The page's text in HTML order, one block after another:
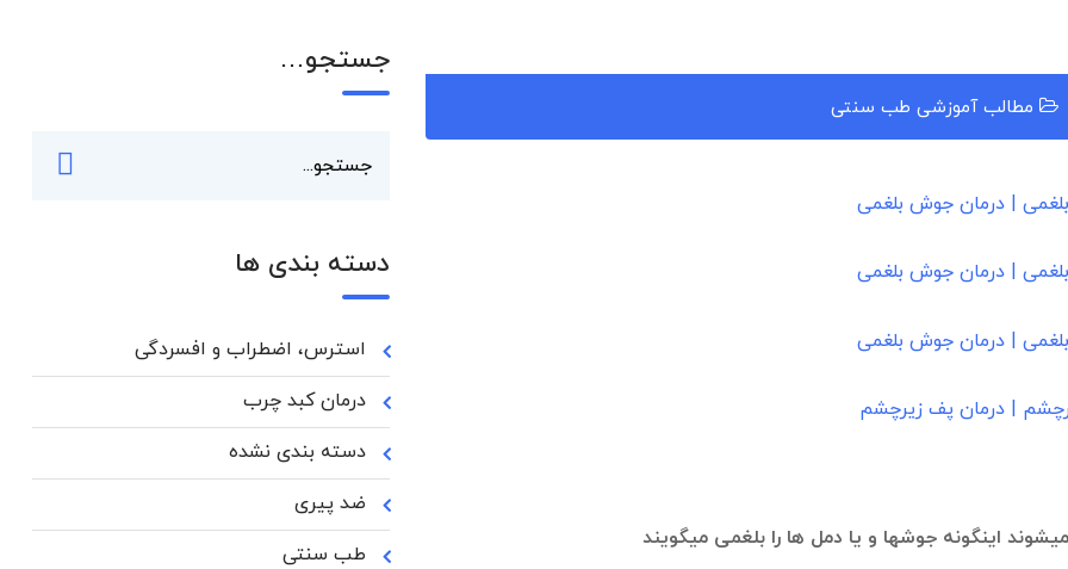
مطالب آموزشی طب سنتی
اینگونه جوشها و یا دمل ها را بلغمی میگویند
جستجو…
دسته بندی ها
استرس، اضطراب و افسردگی
درمان کبد چرب
دسته بندی نشده
ضد پیری
طب سنتی